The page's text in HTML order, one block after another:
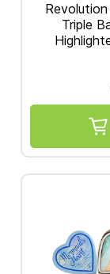
Triple